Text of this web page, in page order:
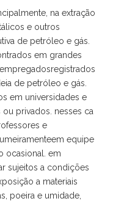
na extração
e outros
de petróleo e gás.
em grandes
de petróleo e gás.
em universidades e
privados. nesses ca
e
equipe
ocasional. em
sujeitos a condições
a materiais
poeira e umidade,